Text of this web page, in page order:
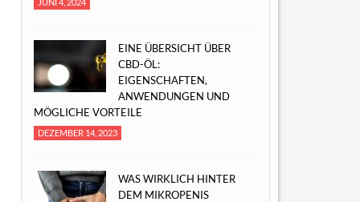
EINE ÜBERSICHT ÜBER
CBD-ÖL:
EIGENSCHAFTEN,
ANWENDUNGEN UND
MÖGLICHE VORTEILE
DEZEMBER 14, 2023
WAS WIRKLICH HINTER
DEM MIKROPENIS